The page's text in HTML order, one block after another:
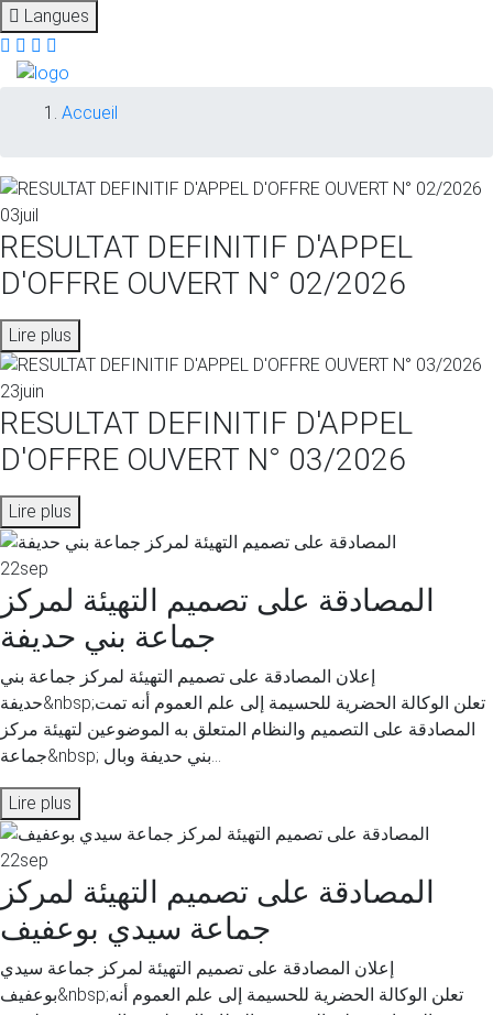
Langues
Fil Accueil
03juil
RESULTAT DEFINITIF D'APPEL
D'OFFRE OUVERT N° 02/2026
Lire plus
23juin
RESULTAT DEFINITIF D'APPEL
D'OFFRE OUVERT N° 03/2026
Lire plus
22sep
المصادقة على تصميم التهيئة لمركز
جماعة بني حديفة
إعلان المصادقة على تصميم التهيئة لمركز جماعة بني
حديفة&nbsp;تعلن الوكالة الحضرية للحسيمة إلى علم العموم أنه تمت
المصادقة على التصميم والنظام المتعلق به الموضوعين لتهيئة مركز
جماعة&nbsp; بني حديفة وبال...
Lire plus
22sep
المصادقة على تصميم التهيئة لمركز
جماعة سيدي بوعفيف
إعلان المصادقة على تصميم التهيئة لمركز جماعة سيدي
بوعفيف&nbsp;تعلن الوكالة الحضرية للحسيمة إلى علم العموم أنه